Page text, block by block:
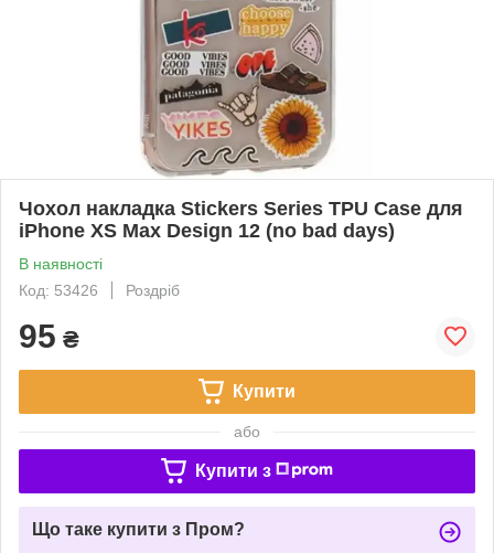
Чохол накладка Stickers Series TPU Case для
iPhone XS Max Design 12 (no bad days)
В наявності
Код: 53426
Роздріб
95 ₴
Купити
або
Купити з
Що таке купити з Пром?